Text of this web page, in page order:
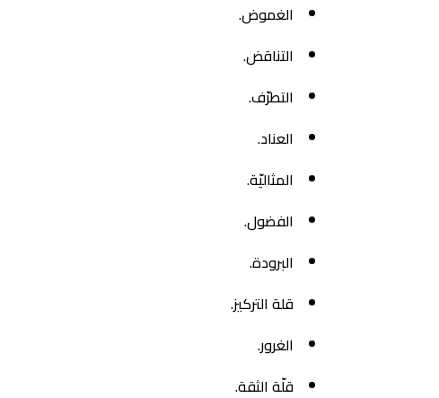
الغموض.
التناقض.
التطرّف.
العناد.
المثاليّة.
الفضول.
البرودة.
قلة التركيز.
الغرور.
قلّة الثقة.